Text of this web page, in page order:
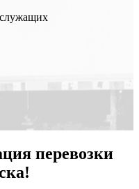
перевозки